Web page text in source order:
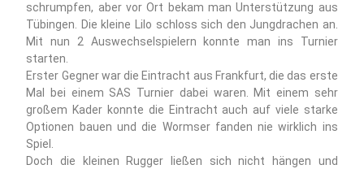
schrumpfen, aber vor Ort bekam man Unterstützung aus
Tübingen. Die kleine Lilo schloss sich den Jungdrachen an.
Mit nun 2 Auswechselspielern konnte man ins Turnier
starten.
Erster Gegner war die Eintracht aus Frankfurt, die das erste
Mal bei einem SAS Turnier dabei waren. Mit einem sehr
großem Kader konnte die Eintracht auch auf viele starke
Optionen bauen und die Wormser fanden nie wirklich ins
Spiel.
Doch die kleinen Rugger ließen sich nicht hängen und